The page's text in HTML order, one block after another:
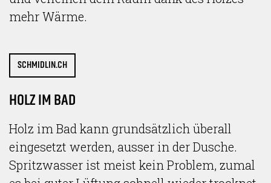
mehr Wärme.
SCHMIDLIN.CH
HOLZ IM BAD
Holz im Bad kann grundsätzlich überall
eingesetzt werden, ausser in der Dusche.
Spritzwasser ist meist kein Problem, zumal